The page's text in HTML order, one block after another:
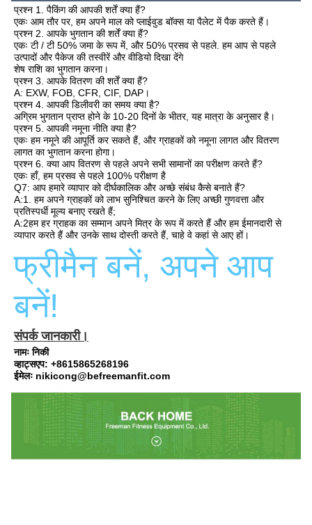
प्रश्न 1. पैकिंग की आपकी शर्तें क्या हैं?
एकः आम तौर पर, हम अपने माल को प्लाईवुड बॉक्स या पैलेट में पैक करते हैं।
प्रश्न 2. आपके भुगतान की शर्तें क्या हैं?
एकः टी / टी 50% जमा के रूप में, और 50% प्रसव से पहले. हम आप से पहले
उत्पादों और पैकेज की तस्वीरें और वीडियो दिखा देंगे
शेष राशि का भुगतान करना।
प्रश्न 3. आपके वितरण की शर्तें क्या हैं?
A: EXW, FOB, CFR, CIF, DAP।
प्रश्न 4. आपकी डिलीवरी का समय क्या है?
अग्रिम भुगतान प्राप्त होने के 10-20 दिनों के भीतर, यह मात्रा के अनुसार है।
प्रश्न 5. आपकी नमूना नीति क्या है?
एकः हम नमूने की आपूर्ति कर सकते हैं, और ग्राहकों को नमूना लागत और वितरण
लागत का भुगतान करना होगा।
प्रश्न 6. क्या आप वितरण से पहले अपने सभी सामानों का परीक्षण करते हैं?
एकः हाँ, हम प्रसव से पहले 100% परीक्षण है
Q7: आप हमारे व्यापार को दीर्घकालिक और अच्छे संबंध कैसे बनाते हैं?
A:1. हम अपने ग्राहकों को लाभ सुनिश्चित करने के लिए अच्छी गुणवत्ता और
प्रतिस्पर्धी मूल्य बनाए रखते हैं;
A:2हम हर ग्राहक का सम्मान अपने मित्र के रूप में करते हैं और हम ईमानदारी से
व्यापार करते हैं और उनके साथ दोस्ती करते हैं, चाहे वे कहां से आए हों।
फ्रीमैन बनें, अपने आप
बनें!
संपर्क जानकारी।
नामः निकी
व्हाट्सएप: +8615865268196
ईमेलः nikicong@befreemanfit.com